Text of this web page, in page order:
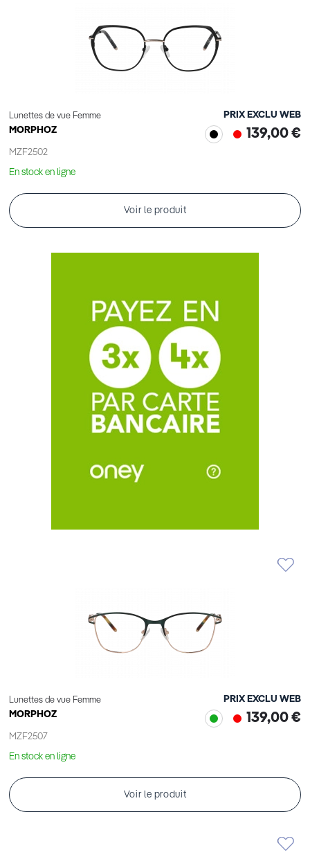
Lunettes de vue Femme
MORPHOZ
MZF2502
PRIX EXCLU WEB
139,00 €
En stock en ligne
Voir le produit
Lunettes de vue Femme
MORPHOZ
MZF2507
PRIX EXCLU WEB
139,00 €
En stock en ligne
Voir le produit